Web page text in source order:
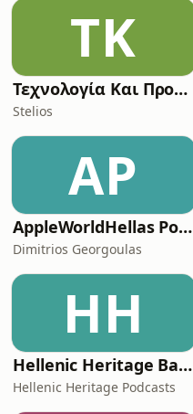
ΤΚ
Τεχνολογία Και Προσβασιμότητα
Stelios
AP
AppleWorldHellas Podcast
Dimitrios Georgoulas
HH
Hellenic Heritage Backstage Access
Hellenic Heritage Podcasts